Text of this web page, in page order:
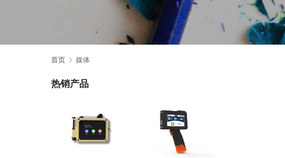
首页 媒体
热销产品